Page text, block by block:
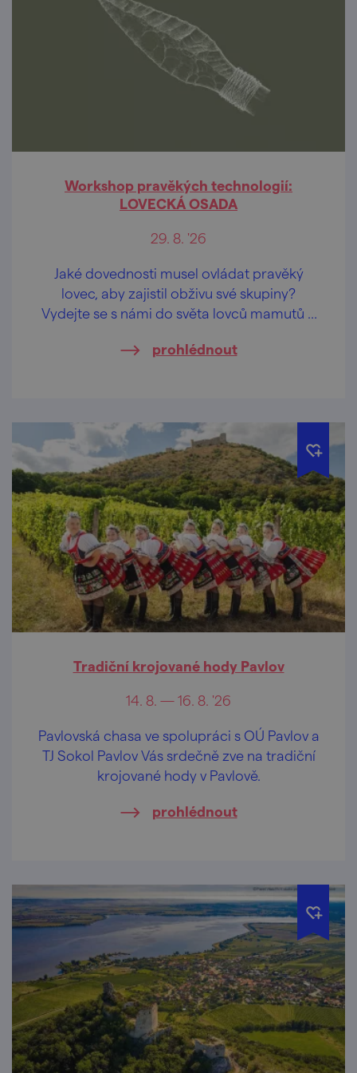
Workshop pravěkých technologií:
LOVECKÁ OSADA
29. 8. '26
Jaké dovednosti musel ovládat pravěký
lovec, aby zajistil obživu své skupiny?
Vydejte se s námi do světa lovců mamutů a
přežití našich předků.
prohlédnout
Tradiční krojované hody Pavlov
14. 8. — 16. 8. '26
Pavlovská chasa ve spolupráci s OÚ Pavlov a
TJ Sokol Pavlov Vás srdečně zve na tradiční
krojované hody v Pavlově.
prohlédnout